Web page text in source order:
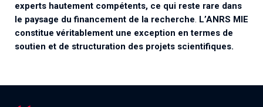
experts hautement compétents, ce qui reste rare dans
le paysage du financement de la recherche. L’ANRS MIE
constitue véritablement une exception en termes de
soutien et de structuration des projets scientifiques.